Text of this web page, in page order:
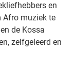
en
Afro muziek te
de Kossa
zelfgeleerd en